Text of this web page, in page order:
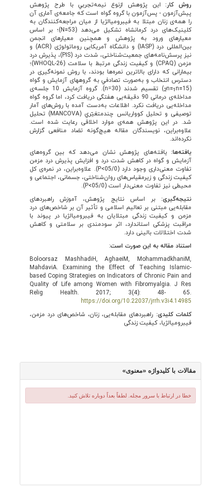
روش کار: این پژوهش ازنوع نیمه‌تجربي با طرح پژوهش
پيش‌آزمون - پس‌آزمون با گروه گواه است که جامعه‌ی آماری آن
را همه‌ی زنان مبتلا به فیبرومیالژیا از میان مراجعهکنندگان به
کلینیکهای درد کرمانشاه تشکیل می‌دهد (53 = N)؛ بر اساس
معیارهای ورود به پژوهش و همچنین معیارهای انجمن
بین‌المللی درد (IASP) و دانشگاه آمریکایی روماتولوژی (ACR) و
نیز پرسش‌نامههای جمعیت
شناختی، شدت درد (PIS)، پذیرش درد
مزمن (CPAQ) و کیفیت زندگی مرتبط با سلامت (26-WHOQL)؛
بیمارانی که دارای بالاترین نمره‌ها بودند، با روش نمونه‌گیری در
دسترس انتخاب و به‌صورت تصادفي به گروه­های آزمايش و گواه
(15
=
2n=1
n) تقسيم شدند (30=n). گروه آزمايش 10 جلسه‌ی
مداخله‌ی ‌درمانی 90 دقیقه‌یی هفتگی دريافت کرد، اما گروه گواه
مداخله‌یی دریافت نکرد. اطلاعات به‌دست ‌آمده با روشهای آمار
توصیفی و تحليل کوواريانس چندمتغيّري (MANCOVA) تحليل
شد. در این پژوهش همه‌ی موارد اخلاقی رعایت شده است.
علاوه‌براین، نویسندگان مقاله هیچ‌گونه تضاد منافعی گزارش
نکرده‌اند.
یافته‌ها: یافته‌های پژوهش نشان می‌دهد که بین گروه‌های
آزمایش و گواه در کاهش شدت درد و افزایش پذیرش درد مزمن
تفاوت معنی‌داری وجود دارد (05/0>P). علاوه‌براین، در نمره‌ی کل
کیفیت زندگی و زیرمقیاس‌های روان‌شناختی، جسمانی، اجتماعی و
محیطی نیز تفاوت معنی‌دار است (05/0>P).
نتیجه‌گیری:بر اساس نتایج پژوهش، آموزش راهبردهای
مقابله‌یی مبتنی بر تعالیم اسلامی و تأثیر آن بر شاخصهای درد
مزمن و کیفیت زندگی مبتلایان به فیبرومیالژیا در پیوند با
مراقبت پزشکی استاندارد، اثر سودمندی بر سلامتی و کاهش
شدت اختلالات بالینی دارد.
استناد مقاله به این صورت است:
Boloorsaz MashhadiH, AghaeiM, MohammadkhaniM,
MahdaviA. Examining the Effect of Teaching Islamic-
based Coping Strategies on Indicators of Chronic Pain and
Quality of Life among Women with Fibromyalgia. J Res
Relig Health. 2017; 3(4): 48- 65.
https://doi.org/10.22037/jrrh.v3i4.14985
کلمات کلیدی: راهبردهای مقابله‌یی، زنان، شاخص‌های درد مزمن،
فیبرومیالژیا، کیفیت زندگی